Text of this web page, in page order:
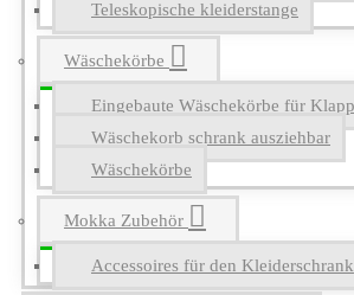
Teleskopische kleiderstange
Wäschekörbe
Eingebaute Wäschekörbe für
Wäschekorb schrank ausziehbar
Wäschekörbe
Mokka Zubehör
Accessoires für den Kleiderschrank